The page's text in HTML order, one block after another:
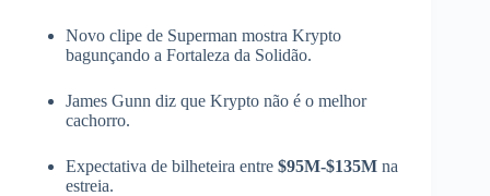
Novo clipe de Superman mostra Krypto
bagunçando a Fortaleza da Solidão.
James Gunn diz que Krypto não é o melhor
cachorro.
Expectativa de bilheteira entre $95M-$135M na
estreia.